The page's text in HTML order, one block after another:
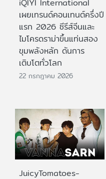
iQIYI International
เผยเทรนด์คอนเทนต์ครึ่งปี
แรก 2026 ซีรีส์จีนและ
ไมโครดราม่าขึ้นแท่นสอง
ขุมพลังหลัก ดันการ
เติบโตทั่วโลก
22 กรกฎาคม 2026
JuicyTomatoes-